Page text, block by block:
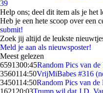
39
Help ons; deel dit item als je het
Heb je een hete scoop over een
submit!
Zoek jij altijd de leukste
Meld je aan als nieuwsposter!
Meest gelezen
6591300:45Random Pics van
3560114:50VrijMiBabes #316
3450114:50Random Pics van de
1621 20:03Trump wil dat J.D.